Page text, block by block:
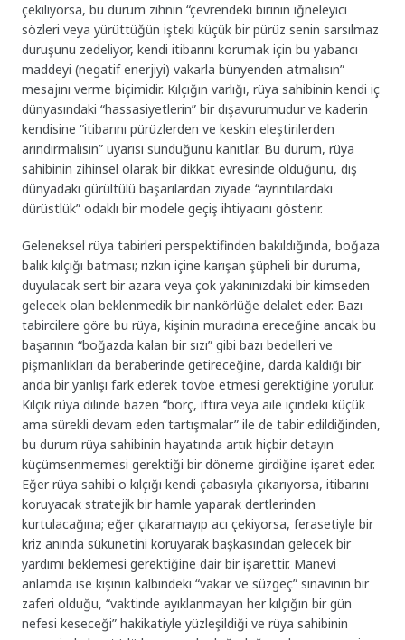
çekiliyorsa, bu durum zihnin “çevrendeki birinin iğneleyici
sözleri veya yürüttüğün işteki küçük bir pürüz senin sarsılmaz
duruşunu zedeliyor, kendi itibarını korumak için bu yabancı
maddeyi (negatif enerjiyi) vakarla bünyenden atmalısın”
mesajını verme biçimidir. Kılçığın varlığı, rüya sahibinin kendi iç
dünyasındaki “hassasiyetlerin” bir dışavurumudur ve kaderin
kendisine “itibarını pürüzlerden ve keskin eleştirilerden
arındırmalısın” uyarısı sunduğunu kanıtlar. Bu durum, rüya
sahibinin zihinsel olarak bir dikkat evresinde olduğunu, dış
dünyadaki gürültülü başarılardan ziyade “ayrıntılardaki
dürüstlük” odaklı bir modele geçiş ihtiyacını gösterir.
Geleneksel rüya tabirleri perspektifinden bakıldığında, boğaza
balık kılçığı batması; rızkın içine karışan şüpheli bir duruma,
duyulacak sert bir azara veya çok yakınınızdaki bir kimseden
gelecek olan beklenmedik bir nankörlüğe delalet eder. Bazı
tabircilere göre bu rüya, kişinin muradına ereceğine ancak bu
başarının “boğazda kalan bir sızı” gibi bazı bedelleri ve
pişmanlıkları da beraberinde getireceğine, darda kaldığı bir
anda bir yanlışı fark ederek tövbe etmesi gerektiğine yorulur.
Kılçık rüya dilinde bazen “borç, iftira veya aile içindeki küçük
ama sürekli devam eden tartışmalar” ile de tabir edildiğinden,
bu durum rüya sahibinin hayatında artık hiçbir detayın
küçümsenmemesi gerektiği bir döneme girdiğine işaret eder.
Eğer rüya sahibi o kılçığı kendi çabasıyla çıkarıyorsa, itibarını
koruyacak stratejik bir hamle yaparak dertlerinden
kurtulacağına; eğer çıkaramayıp acı çekiyorsa, ferasetiyle bir
kriz anında sükunetini koruyarak başkasından gelecek bir
yardımı beklemesi gerektiğine dair bir işarettir. Manevi
anlamda ise kişinin kalbindeki “vakar ve süzgeç” sınavının bir
zaferi olduğu, “vaktinde ayıklanmayan her kılçığın bir gün
nefesi keseceği” hakikatiyle yüzleşildiği ve rüya sahibinin